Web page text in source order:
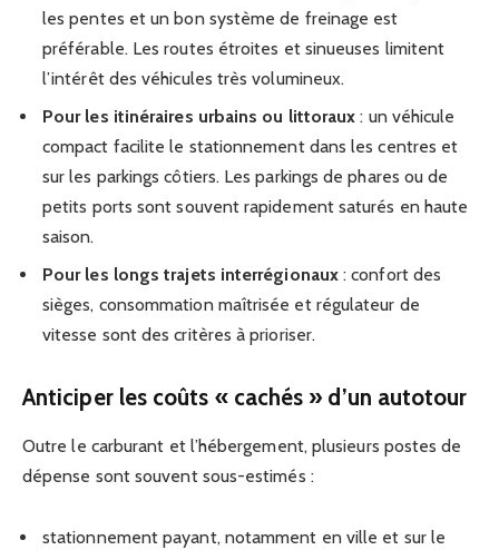
les pentes et un bon système de freinage est
préférable. Les routes étroites et sinueuses limitent
l’intérêt des véhicules très volumineux.
Pour les itinéraires urbains ou littoraux : un véhicule
compact facilite le stationnement dans les centres et
sur les parkings côtiers. Les parkings de phares ou de
petits ports sont souvent rapidement saturés en haute
saison.
Pour les longs trajets interrégionaux: confort des
sièges, consommation maîtrisée et régulateur de
vitesse sont des critères à prioriser.
Anticiper les coûts « cachés » d’un autotour
Outre le carburant et l’hébergement, plusieurs postes de
dépense sont souvent sous-estimés :
stationnement payant, notamment en ville et sur le